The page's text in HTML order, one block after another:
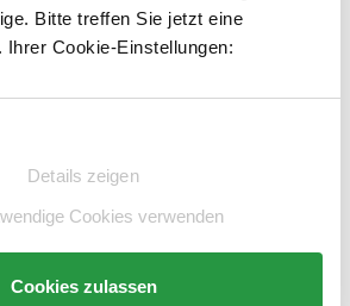
Bitte treffen Sie jetzt eine
Ihrer Cookie-Einstellungen:
Details zeigen
Cookies verwenden
Cookies zulassen
€ %
In den Warenkorb